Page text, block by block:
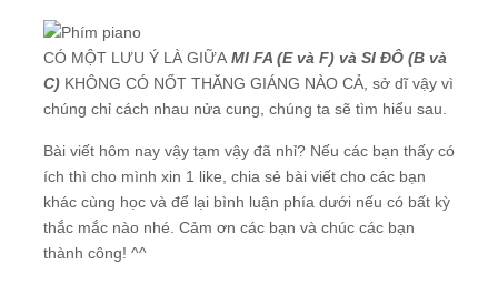
CÓ MỘT LƯU Ý LÀ GIỮA MI FA (E và F) và SI ĐÔ (B và
C) KHÔNG CÓ NỐT THĂNG GIÁNG NÀO CẢ, sở dĩ vậy vì
chúng chỉ cách nhau nửa cung, chúng ta sẽ tìm hiểu sau.
Bài viết hôm nay vậy tạm vậy đã nhỉ? Nếu các bạn thấy có
ích thì cho mình xin 1 like, chia sẻ bài viết cho các bạn
khác cùng học và để lại bình luận phía dưới nếu có bất kỳ
thắc mắc nào nhé. Cảm ơn các bạn và chúc các bạn
thành công! ^^